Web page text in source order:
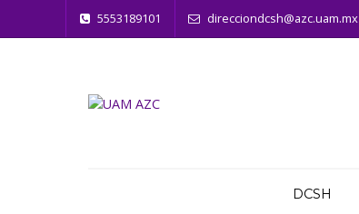
5553189101 direcciondcsh@azc.uam.mx
DCSH